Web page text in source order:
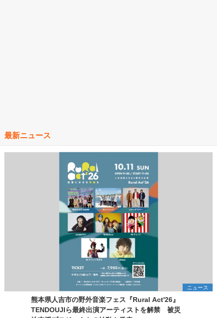
最新ニュース
ニュース
熊本県人吉市の野外音楽フェス『Rural Act'26』
TENDOUJIら最終出演アーティストを解禁 被災